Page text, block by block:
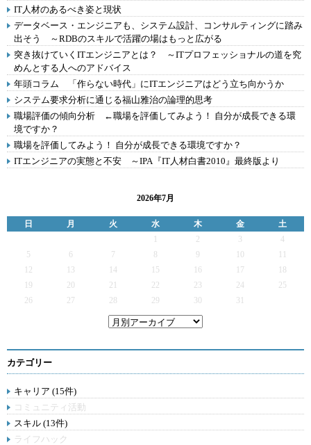
IT人材のあるべき姿と現状
データベース・エンジニアも、システム設計、コンサルティングに踏み
出そう ～RDBのスキルで活躍の場はもっと広がる
突き抜けていくITエンジニアとは？ ～ITプロフェッショナルの道を究
めんとする人へのアドバイス
年頭コラム 「作らない時代」にITエンジニアはどう立ち向かうか
システム要求分析に通じる福山雅治の論理的思考
職場評価の傾向分析 ←職場を評価してみよう！ 自分が成長できる環
境ですか？
職場を評価してみよう！ 自分が成長できる環境ですか？
ITエンジニアの実態と不安 ～IPA『IT人材白書2010』最終版より
2026年7月
日 月 火 水 木 金
土
2 3
4
5
6 7 9
12
13 14 15 16 17
19
20 21 22 23 24
25
26
27 28 29 30 31
カテゴリー
キャリア (15件)
コミュニティ活動
スキル (13件)
ライフハック